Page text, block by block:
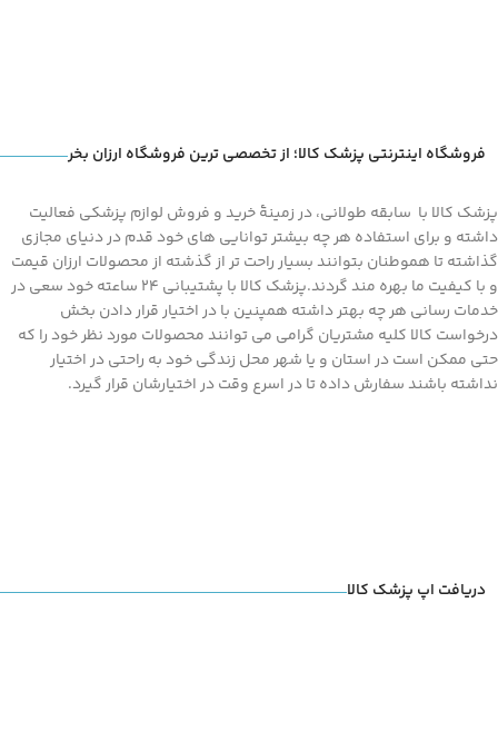
فروشگاه اینترنتی پزشک کالا؛ از تخصصی ترین فروشگاه ارزان بخر
پزشک کالا با سابقه طولانی، در زمینۀ خرید و فروش لوازم پزشکی فعالیت
داشته و برای استفاده هر چه بیشتر توانایی های خود قدم در دنیای مجازی
گذاشته تا هموطنان بتوانند بسیار راحت تر از گذشته از محصولات ارزان قیمت
و با کیفیت ما بهره مند گردند.پزشک کالا با پشتیبانی 24 ساعته خود سعی در
خدمات رسانی هر چه بهتر داشته همپنین با در اختیار قرار دادن بخش
درخواست کالا کلیه مشتریان گرامی می توانند محصولات مورد نظر خود را که
حتی ممکن است در استان و یا شهر محل زندگی خود به راحتی در اختیار
نداشته باشند سفارش داده تا در اسرع وقت در اختیارشان قرار گیرد.
دریافت اپ پزشک کالا